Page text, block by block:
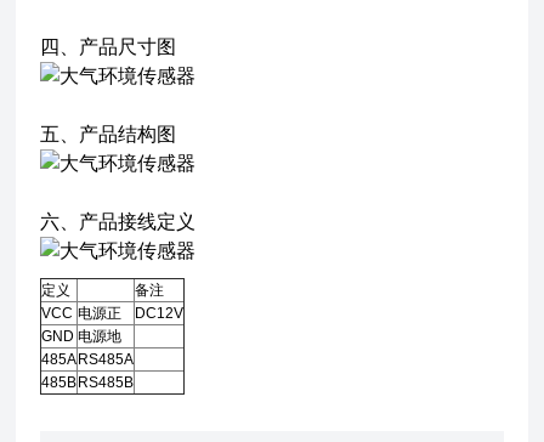
四、产品尺寸图
五、产品结构图
六、产品接线定义
定义
备注
VCC 电源正
DC12V
GND 电源地
485A RS485A
485B RS485B